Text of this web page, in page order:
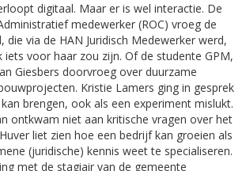
digitaal. Maar er is wel interactie. De
medewerker (ROC) vroeg de
die via de HAN Juridisch Medewerker werd,
voor haar zou zijn. Of de studente GPM,
Giesbers doorvroeg over duurzame
Kristie Lamers ging in gesprek
brengen, ook als een experiment mislukt.
ontkwam niet aan kritische vragen over het
liet zien hoe een bedrijf kan groeien als
(juridische) kennis weet te specialiseren.
met de stagiair van de gemeente